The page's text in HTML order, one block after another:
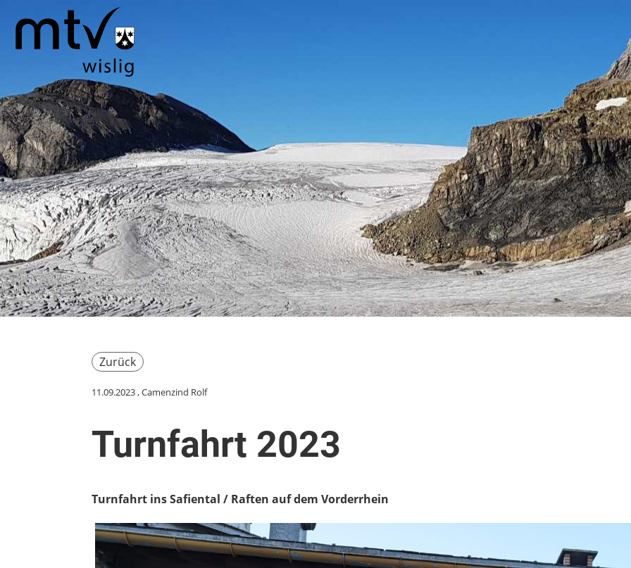
Zurück
11.09.2023, Camenzind Rolf
Turnfahrt 2023
Turnfahrt ins Safiental / Raften auf dem Vorderrhein